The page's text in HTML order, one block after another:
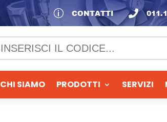

p CONTATTI
CHI SIAMO PRODOTTI SERVIZI